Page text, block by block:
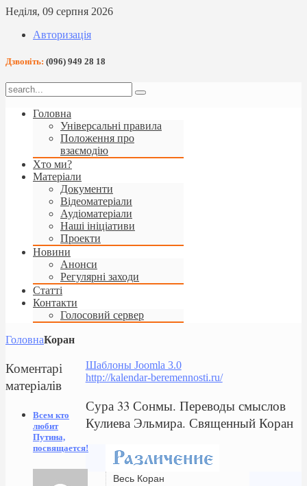
Неділя, 09 серпня 2026
Авторизація
Дзвоніть: (096) 949 28 18
Головна
Універсальні правила
Положення про
взаємодію
Хто ми?
Матеріали
Документи
Відеоматеріали
Аудіоматеріали
Наші ініціативи
Проекти
Новини
Анонси
Регулярні заходи
Статті
Контакти
Голосовий сервер
ГоловнаКоран
Шаблоны Joomla 3.0
http://kalendar-beremennosti.ru/
Сура 33 Сонмы. Переводы смыслов
Кулиева Эльмира. Священный Коран
Весь Коран
Коментарі
матеріалів
Всем кто
любит
Путина,
посвящается!